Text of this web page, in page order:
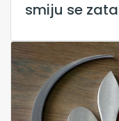
smiju se